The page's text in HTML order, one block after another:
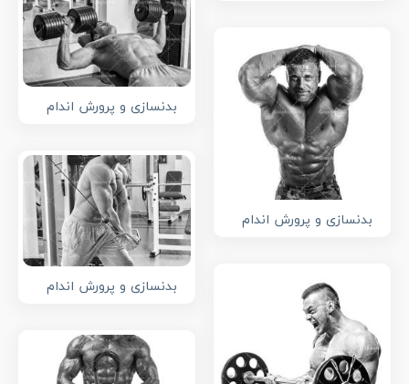
بدنسازی و پرورش اندام
بدنسازی و پرورش اندام
بدنسازی و پرورش اندام